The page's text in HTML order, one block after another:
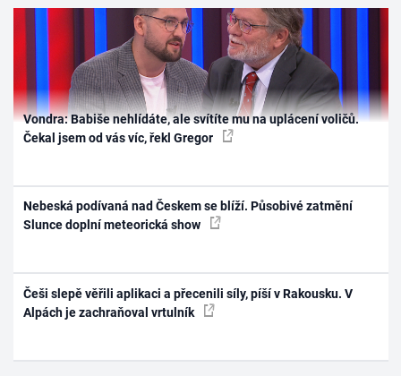
Vondra: Babiše nehlídáte, ale svítíte mu na uplácení voličů.
Čekal jsem od vás víc, řekl Gregor
Nebeská podívaná nad Českem se blíží. Působivé zatmění
Slunce doplní meteorická show
Češi slepě věřili aplikaci a přecenili síly, píší v Rakousku. V
Alpách je zachraňoval vrtulník